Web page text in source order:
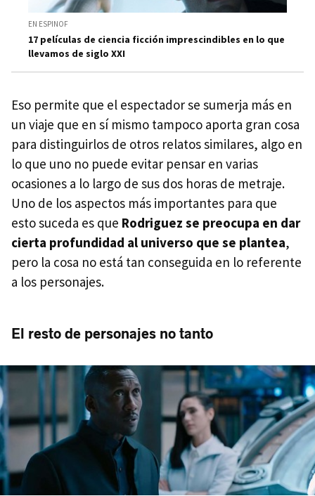
EN ESPINOF
17 películas de ciencia ficción imprescindibles en lo que
llevamos de siglo XXI
Eso permite que el espectador se sumerja más en
un viaje que en sí mismo tampoco aporta gran cosa
para distinguirlos de otros relatos similares, algo en
lo que uno no puede evitar pensar en varias
ocasiones a lo largo de sus dos horas de metraje.
Uno de los aspectos más importantes para que
esto suceda es que Rodriguez se preocupa en dar
cierta profundidad al universo que se plantea,
pero la cosa no está tan conseguida en lo referente
a los personajes.
El resto de personajes no tanto